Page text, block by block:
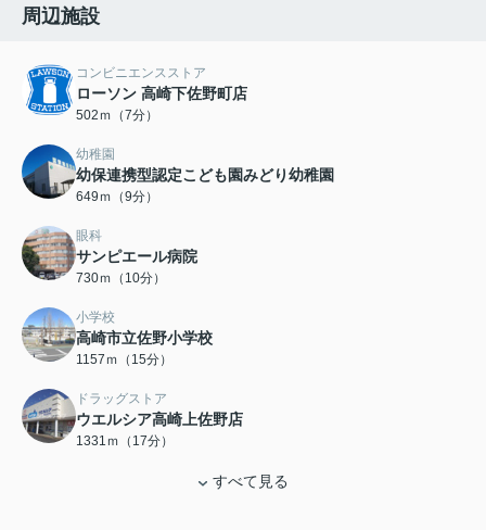
周辺施設
コンビニエンスストア
ローソン 高崎下佐野町店
502ｍ（7分）
幼稚園
幼保連携型認定こども園みどり幼稚園
649ｍ（9分）
眼科
サンピエール病院
730ｍ（10分）
小学校
高崎市立佐野小学校
1157ｍ（15分）
ドラッグストア
ウエルシア高崎上佐野店
1331ｍ（17分）
すべて見る